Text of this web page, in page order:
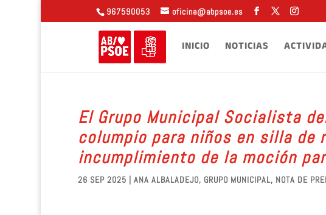
967590053 oficina@abpsoe.es
INICIO NOTICIAS
El Grupo Municipal Socialista
columpio para niños en silla de
incumplimiento de la moción
26 SEP 2025 | ANA ALBALADEJO, GRUPO MUNICIPAL, NOTA DE